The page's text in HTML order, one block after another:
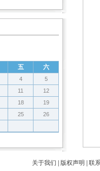
五 六
4
5
11
12
18
19
25
26
关于我们 版权声明
联